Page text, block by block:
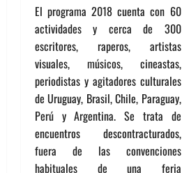
El programa 2018 cuenta con 60
actividades y cerca de 300
escritores, raperos, artistas
visuales, músicos, cineastas,
periodistas y agitadores culturales
de Uruguay, Brasil, Chile, Paraguay,
Perú y Argentina. Se trata de
encuentros descontracturados,
fuera de las convenciones
habituales de una feria